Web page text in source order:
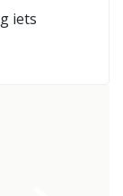
iets